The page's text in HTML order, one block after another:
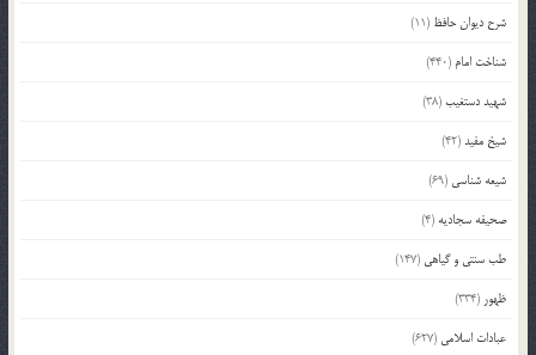
شرح دیوان حافظ (11)
شناخت امام (440)
شهید دستغیب(38)
شیخ مفید(42)
شیعه شناسی (69)
صحیفه سجادیه (4)
طب سنتی و گیاهی (147)
ظهور (334)
عبادات اسلامی (627)